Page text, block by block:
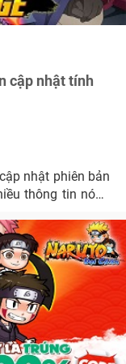
cập nhật tính
nhật phiên bản
thông tin nóng